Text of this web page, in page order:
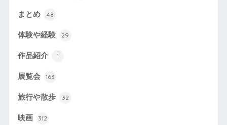
まとめ 48
体験や経験 29
作品紹介 1
展覧会 163
旅行や散歩 32
映画 312